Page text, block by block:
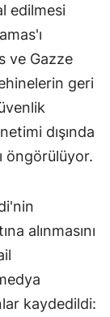
edilmesi
ve Gazze
geri
dışında
öngörülüyor.
alınmasını
kaydedildi: